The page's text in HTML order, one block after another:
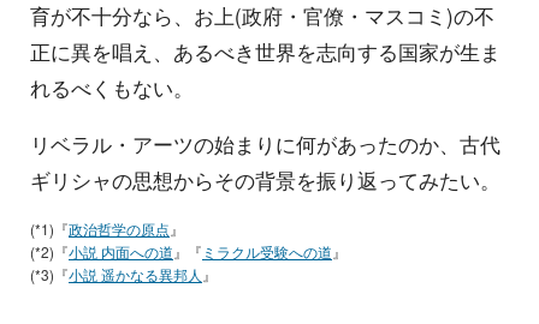
育が不十分なら、お上(政府・官僚・マスコミ)の不
正に異を唱え、あるべき世界を志向する国家が生ま
れるべくもない。
リベラル・アーツの始まりに何があったのか、古代
ギリシャの思想からその背景を振り返ってみたい。
(*1)『政治哲学の原点』
(*2)『小説 内面への道』『 ミラクル受験への道』
(*3)『小説 遥かなる異邦人』